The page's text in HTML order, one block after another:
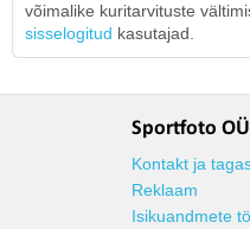
võimalike kuritarvituste
sisselogitud kasutajad.
Sportfoto OÜ
Kontakt ja
Reklaam
Isikuandmete